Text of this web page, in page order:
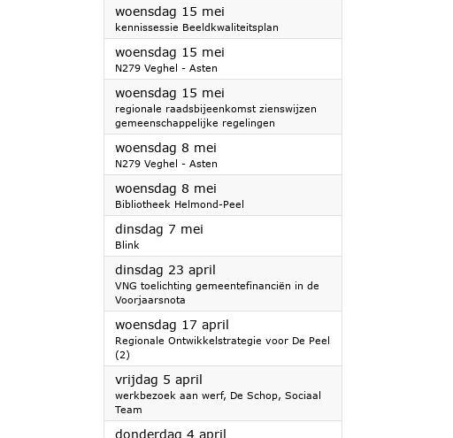
woensdag 15 mei
kennissessie Beeldkwaliteitsplan
woensdag 15 mei
N279 Veghel - Asten
woensdag 15 mei
regionale raadsbijeenkomst zienswijzen
gemeenschappelijke regelingen
woensdag 8 mei
N279 Veghel - Asten
woensdag 8 mei
Bibliotheek Helmond-Peel
dinsdag 7 mei
Blink
dinsdag 23 april
VNG toelichting gemeentefinanciën in de
Voorjaarsnota
woensdag 17 april
Regionale Ontwikkelstrategie voor De Peel
(2)
vrijdag 5 april
werkbezoek aan werf, De Schop, Sociaal
Team
donderdag 4 april